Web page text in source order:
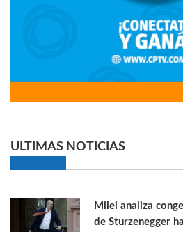
ULTIMAS NOTICIAS
Milei analiza
de Sturzenegger